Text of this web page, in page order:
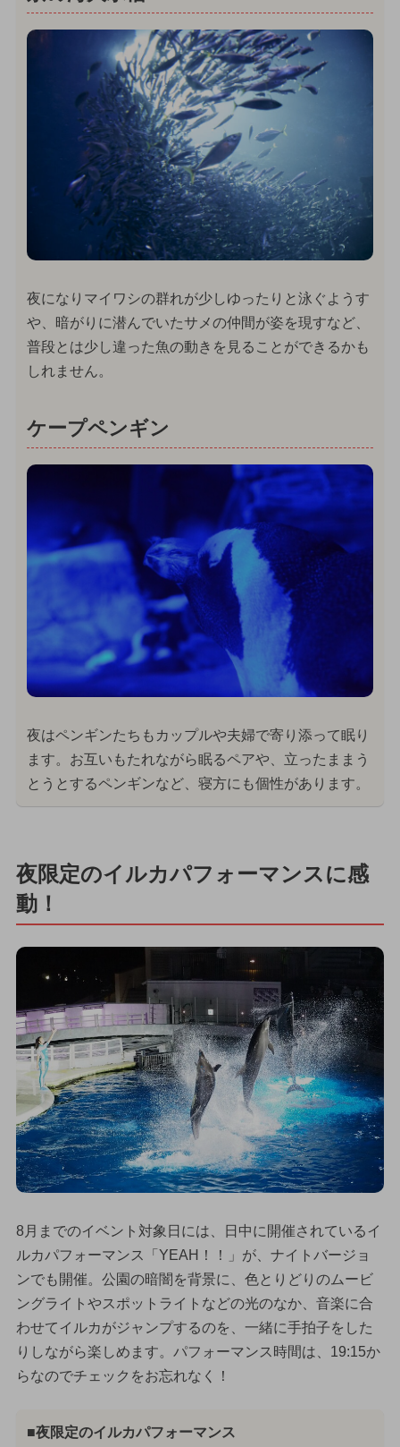
夜になりマイワシの群れが少しゆったりと泳ぐようす
や、暗がりに潜んでいたサメの仲間が姿を現すなど、
普段とは少し違った魚の動きを見ることができるかも
しれません。
ケープペンギン
夜はペンギンたちもカップルや夫婦で寄り添って眠り
ます。お互いもたれながら眠るペアや、立ったままう
とうとするペンギンなど、寝方にも個性があります。
夜限定のイルカパフォーマンスに感
動！
8月までのイベント対象日には、日中に開催されているイ
ルカパフォーマンス「YEAH！！」が、ナイトバージョ
ンでも開催。公園の暗闇を背景に、色とりどりのムービ
ングライトやスポットライトなどの光のなか、音楽に合
わせてイルカがジャンプするのを、一緒に手拍子をした
りしながら楽しめます。パフォーマンス時間は、19:15か
らなのでチェックをお忘れなく！
■夜限定のイルカパフォーマンス